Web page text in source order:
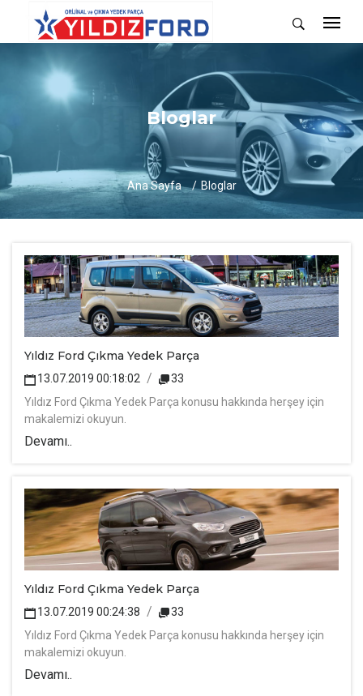
Bloglar
Ana Sayfa Bloglar
Yıldız Ford Çıkma Yedek Parça
13.07.2019 00:18:02
33
Yıldız Ford Çıkma Yedek Parça konusu hakkında herşey için
makalemizi okuyun.
Devamı..
Yıldız Ford Çıkma Yedek Parça
13.07.2019 00:24:38
33
Yıldız Ford Çıkma Yedek Parça konusu hakkında herşey için
makalemizi okuyun.
Devamı..